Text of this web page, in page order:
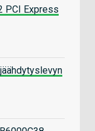
PCI Express